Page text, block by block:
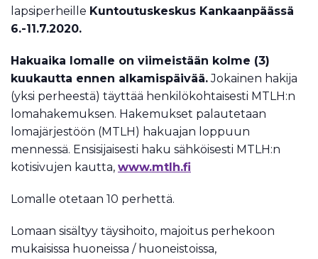
lapsiperheille Kuntoutuskeskus Kankaanpäässä
6.-11.7.2020.
Hakuaika lomalle on viimeistään kolme (3)
kuukautta ennen alkamispäivää.Jokainen hakija
(yksi perheestä) täyttää henkilökohtaisesti MTLH:n
lomahakemuksen. Hakemukset palautetaan
lomajärjestöön (MTLH) hakuajan loppuun
mennessä. Ensisijaisesti haku sähköisesti MTLH:n
kotisivujen kautta, www.mtlh.fi
Lomalle otetaan 10 perhettä.
Lomaan sisältyy täysihoito, majoitus perhekoon
mukaisissa huoneissa / huoneistoissa,